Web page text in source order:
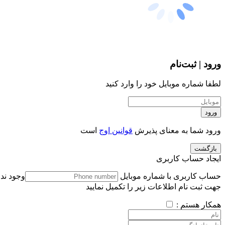
ورود | ثبت‌نام
لطفا شماره موبایل خود را وارد کنید
ورود
ورود شما به معنای پذیرش قوانین اوج است
بازگشت
ایجاد حساب کاربری
حساب کاربری با شماره موبایل
وجود
جهت ثبت نام اطلاعات زیر را تکمیل نمایید
همکار هستم :